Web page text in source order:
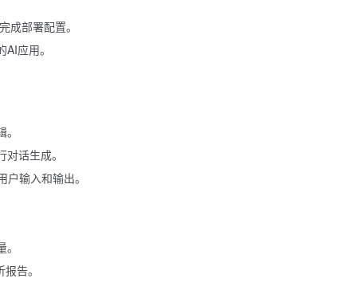
成部署配置。
应用。
话生成。
户输入和输出。
告。